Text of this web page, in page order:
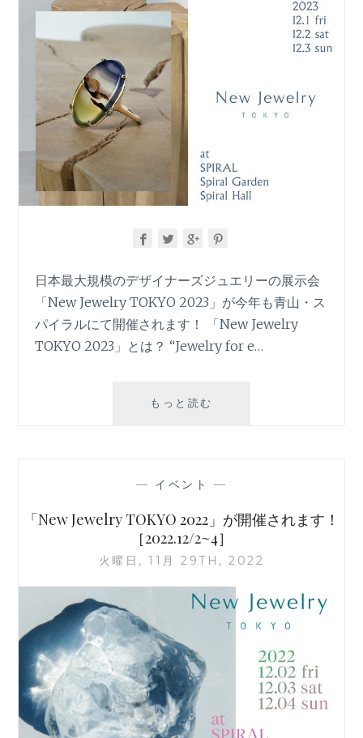
［2024.11/29~12/1］
日本最大規模のデザイナーズジュエリーの展示会
「New Jewelry TOKYO 2023」が今年も青山・ス
パイラルにて開催されます！ 「New Jewelry
TOKYO 2023」とは？ “Jewelry for e…
もっと読む
さ
れ
ま
［2023.12/1~3］
— イベント —
「New Jewelry TOKYO 2022」が開催されます！
［2022.12/2~4］
火曜日, 11月 29TH, 2022